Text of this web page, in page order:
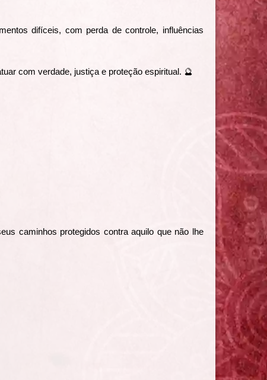
difíceis, com perda de controle, influências
com verdade, justiça e proteção espiritual. 🔮
caminhos protegidos contra aquilo que não lhe